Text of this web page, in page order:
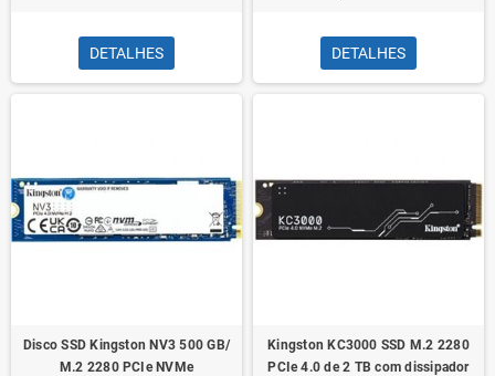
DETALHES DETALHES
Disco SSD Kingston NV3 500 GB/
M.2 2280 PCIe NVMe
Kingston KC3000 SSD M.2 2280
PCIe 4.0 de 2 TB com dissipador